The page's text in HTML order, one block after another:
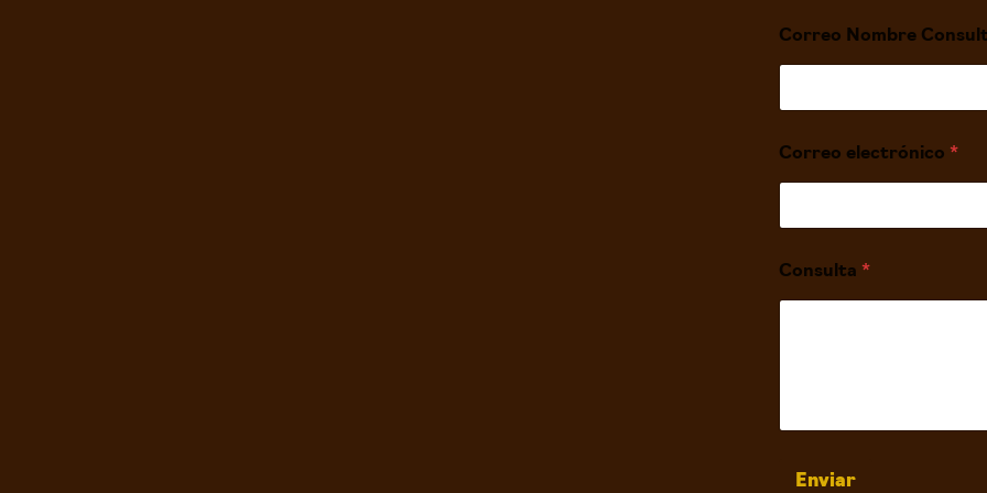
Correo Nombre
Correo electrónico *
Consulta *
Enviar